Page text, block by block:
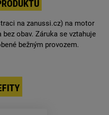
na zanussi.cz) na motor
obav. Záruka se vztahuje
bežným provozem.